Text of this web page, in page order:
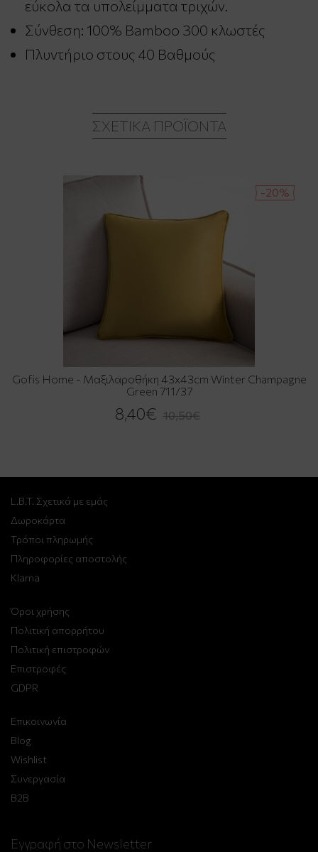
εύκολα τα υπολείμματα τριχών.
Σύνθεση: 100% Bamboo 300 κλωστές
Πλυντήριο στους 40 Βαθμούς
ΣΧΕΤΙΚΆ ΠΡΟΪΌΝΤΑ
-20%
Gofis Home - Μαξιλαροθήκη 43x43cm Winter Champagne
Green 711/37
8,40€ 10,50€
L.B.T. Σχετικά με εμάς
Δωροκάρτα
Τρόποι πληρωμής
Πληροφορίες αποστολής
Klarna
Όροι χρήσης
Πολιτική απορρήτου
Πολιτική επιστροφών
Επιστροφές
GDPR
Επικοινωνία
Blog
Wishlist
Συνεργασία
B2B
Εγγραφή στο Newsletter